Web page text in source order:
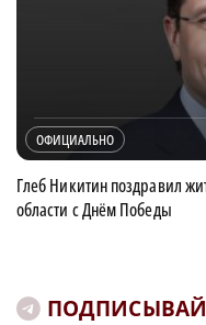
ОФИЦИАЛЬНО
Глеб Никитин поздравил
области с Днём Победы